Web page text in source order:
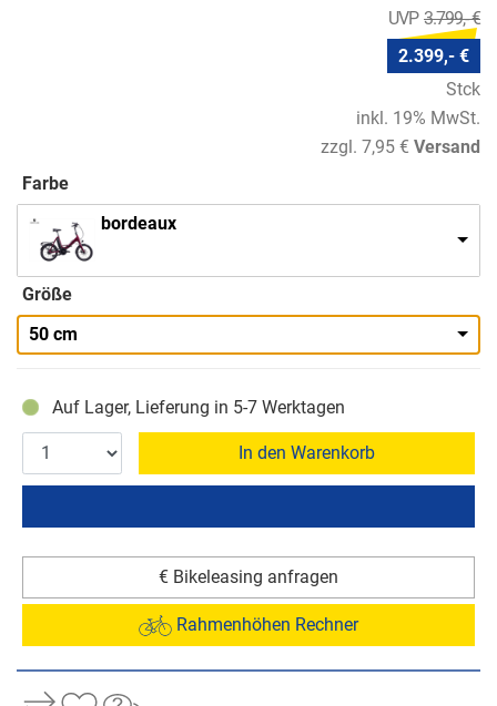
3.799,- €
2.399,- €
Stck
inkl. 19% MwSt.
zzgl. 7,95 € Versand
Farbe
bordeaux
Größe
50 cm
Auf Lager, Lieferung in 5-7 Werktagen
In den Warenkorb
€ Bikeleasing anfragen
Rahmenhöhen Rechner